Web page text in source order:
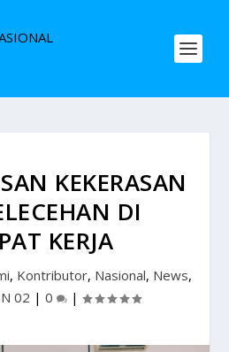
KEKERASAN
DI
KERJA
, Kontributor, Nasional, News,
02 | 0 |